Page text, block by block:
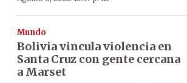
Mundo
Bolivia vincula violencia en
Santa Cruz con gente cercana
a Marset